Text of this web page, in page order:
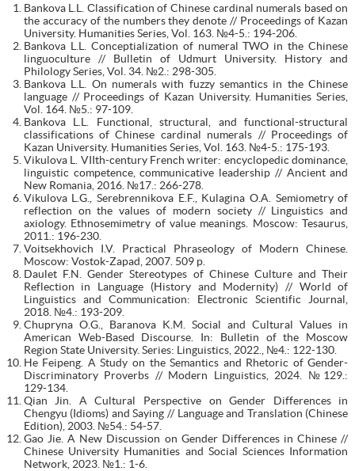
Bankova L.L. Сlassification of Chinese cardinal numerals based on
the accuracy of the numbers they denote // Proceedings of Kazan
University. Humanities Series, Vol. 163. №4-5.: 194-206.
Bankova L.L. Conceptialization of numeral TWO in the Chinese
linguoculture // Bulletin of Udmurt University. History and
Philology Series, Vol. 34. №2.: 298-305.
Bankova L.L. On numerals with fuzzy semantics in the Chinese
language // Proceedings of Kazan University. Humanities Series,
Vol. 164. №5.: 97-109.
Bankova L.L. Functional, structural, and functional-structural
classifications of Chinese cardinal numerals // Proceedings of
Kazan University. Humanities Series, Vol. 163. №4-5.: 175-193.
Vikulova L. VIIth-century French writer: encyclopedic dominance,
linguistic competence, communicative leadership // Ancient and
New Romania, 2016. №17.: 266-278.
Vikulova L.G., Serebrennikova E.F., Kulagina O.A. Semiometry of
reflection on the values of modern society // Linguistics and
axiology. Ethnosemimetry of value meanings. Moscow: Tesaurus,
2011.: 196-230.
Voitsekhovich I.V. Practical Phraseology of Modern Chinese.
Moscow: Vostok-Zapad, 2007. 509 p.
Daulet F.N. Gender Stereotypes of Chinese Culture and Their
Reflection in Language (History and Modernity) // World of
Linguistics and Communication: Electronic Scientific Journal,
2018. №4.: 193-209.
Chupryna O.G., Baranova K.M. Social and Cultural Values in
American Web-Based Discourse. In: Bulletin of the Moscow
Region State University. Series: Linguistics, 2022., №4.: 122-130.
He Feipeng. A Study on the Semantics and Rhetoric of Gender-
Discriminatory Proverbs // Modern Linguistics, 2024. №129.:
129-134.
Qian Jin. A Cultural Perspective on Gender Differences in
Chengyu (Idioms) and Saying // Language and Translation (Chinese
Edition), 2003. №54.: 54-57.
Gao Jie. A New Discussion on Gender Differences in Chinese //
Chinese University Humanities and Social Sciences Information
Network, 2023. №1.: 1-6.